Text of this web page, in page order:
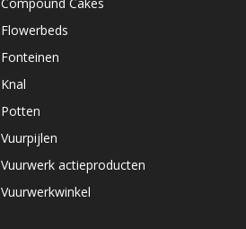
Flowerbeds
Fonteinen
Knal
Potten
Vuurpijlen
Vuurwerk actieproducten
Vuurwerkwinkel